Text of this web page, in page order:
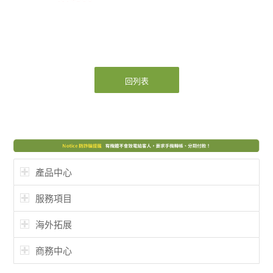
回列表
產品中心
服務項目
海外拓展
商務中心